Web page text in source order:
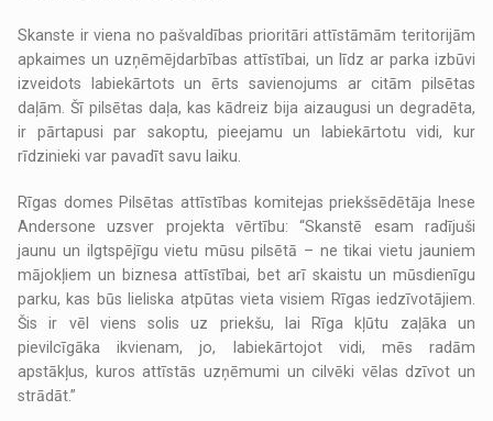
Skanste ir viena no pašvaldības prioritāri attīstāmām teritorijām
apkaimes un uzņēmējdarbības attīstībai, un līdz ar parka izbūvi
izveidots labiekārtots un ērts savienojums ar citām pilsētas
daļām. Šī pilsētas daļa, kas kādreiz bija aizaugusi un degradēta,
ir pārtapusi par sakoptu, pieejamu un labiekārtotu vidi, kur
rīdzinieki var pavadīt savu laiku.
Rīgas domes Pilsētas attīstības komitejas priekšsēdētāja Inese
Andersone uzsver projekta vērtību: “Skanstē esam radījuši
jaunu un ilgtspējīgu vietu mūsu pilsētā – ne tikai vietu jauniem
mājokļiem un biznesa attīstībai, bet arī skaistu un mūsdienīgu
parku, kas būs lieliska atpūtas vieta visiem Rīgas iedzīvotājiem.
Šis ir vēl viens solis uz priekšu, lai Rīga kļūtu zaļāka un
pievilcīgāka ikvienam, jo, labiekārtojot vidi, mēs radām
apstākļus, kuros attīstās uzņēmumi un cilvēki vēlas dzīvot un
strādāt.”